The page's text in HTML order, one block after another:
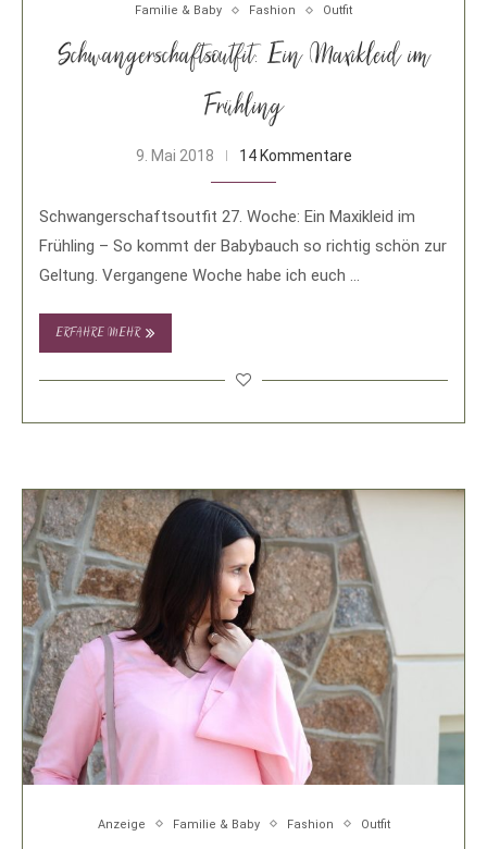
Familie & Baby Fashion Outfit
Schwangerschaftsoutfit: Ein Maxikleid im
Frühling
9. Mai 2018 14 Kommentare
Schwangerschaftsoutfit 27. Woche: Ein Maxikleid im
Frühling – So kommt der Babybauch so richtig schön zur
Geltung. Vergangene Woche habe ich euch …
ERFAHRE MEHR
Anzeige Familie & Baby Fashion Outfit